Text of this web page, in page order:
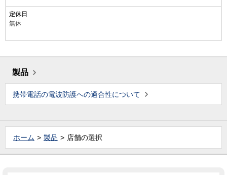
定休日
無休
製品
携帯電話の電波防護への適合性について
ホーム 製品 店舗の選択